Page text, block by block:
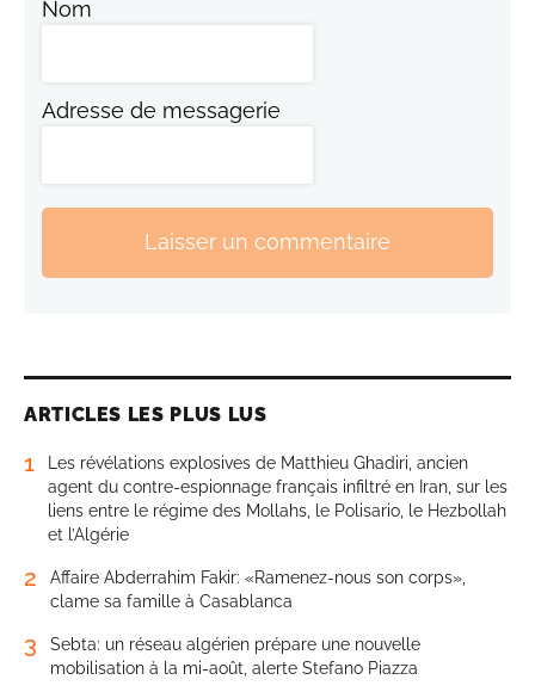
Nom
Adresse de messagerie
Laisser un commentaire
ARTICLES LES PLUS LUS
1
Les révélations explosives de Matthieu Ghadiri, ancien
agent du contre-espionnage français infiltré en Iran, sur les
liens entre le régime des Mollahs, le Polisario, le Hezbollah
et l’Algérie
2
Affaire Abderrahim Fakir: «Ramenez-nous son corps»,
clame sa famille à Casablanca
3
Sebta: un réseau algérien prépare une nouvelle
mobilisation à la mi-août, alerte Stefano Piazza